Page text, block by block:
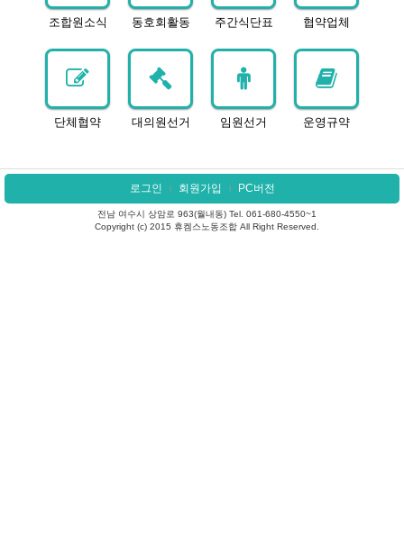
조합원소식 동호회활동 주간식단표 협약업체
단체협약 대의원선거 임원선거 운영규약
로그인 l 회원가입 l PC버전
전남 여수시 상암로 963(월내동) Tel. 061-680-4550~1
Copyright (c) 2015 휴켐스노동조합 All Right Reserved.